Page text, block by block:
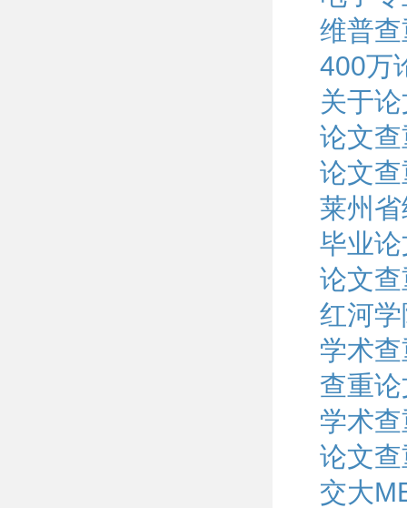
维普
400万
关于
论文
论文
莱州
毕业
论文
红河
学术
查重
学术
论文
交大